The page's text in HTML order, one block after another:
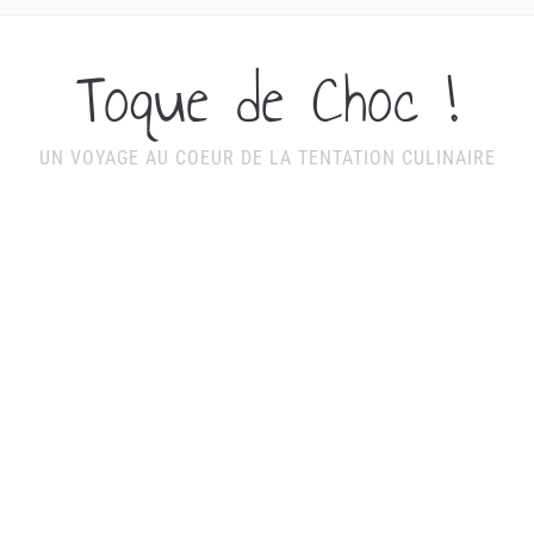
Toque de Choc !
UN VOYAGE AU COEUR DE LA TENTATION CULINAIRE